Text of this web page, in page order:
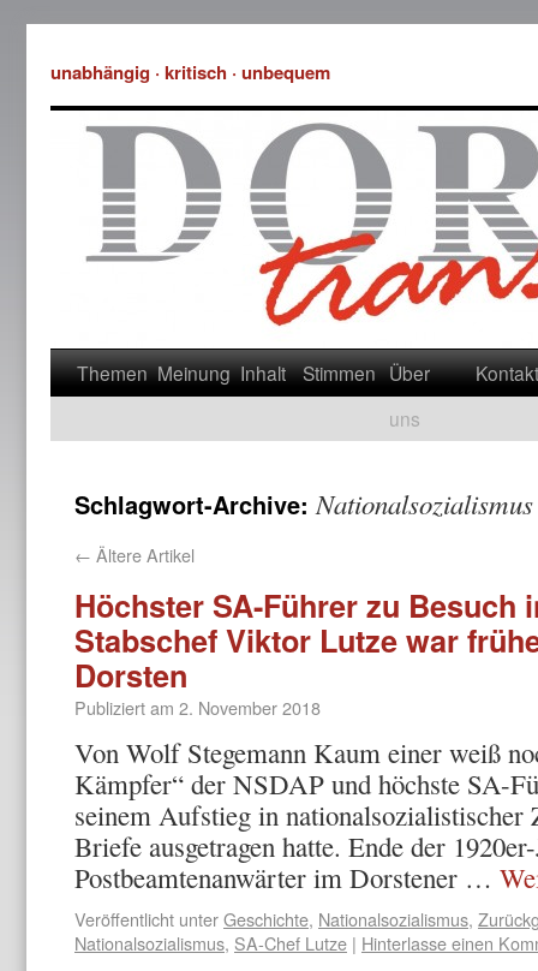
unabhängig · kritisch · unbequem
Themen Meinung Inhalt Stimmen Über
uns
Kontakt
Schlagwort-Archive:Nationalsozialismus
← Ältere Artikel
Höchster SA-Führer zu Besuch
Stabschef Viktor Lutze war
Dorsten
Publiziert am 2. November 2018
Von Wolf Stegemann Kaum einer weiß
Kämpfer“ der NSDAP und höchste SA-
seinem Aufstieg in nationalsozialistischer
Briefe ausgetragen hatte. Ende der
Postbeamtenanwärter im Dorstener …
Veröffentlicht unterGeschichte, Nationalsozialismus,
Nationalsozialismus, SA-Chef Lutze | Hinterlasse einen